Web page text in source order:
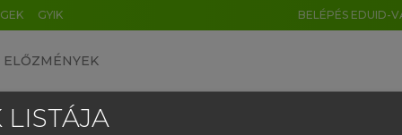
GYIK BELÉPÉS EDUID-
ELŐZMÉNYEK
LISTÁJA